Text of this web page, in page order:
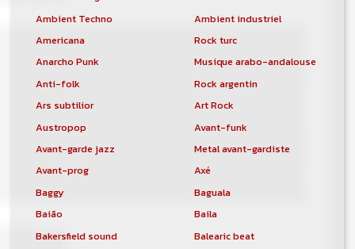
Ambient Techno
Ambient industriel
Americana
Rock turc
Anarcho Punk
Musique arabo-andalouse
Anti-folk
Rock argentin
Ars subtilior
Art Rock
Austropop
Avant-funk
Avant-garde jazz
Metal avant-gardiste
Avant-prog
Axé
Baggy
Baguala
Baião
Baila
Bakersfield sound
Balearic beat